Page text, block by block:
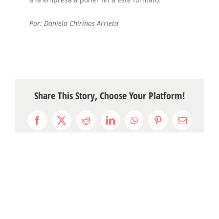
Por: Daniela Chirinos Arrieta
Share This Story, Choose Your Platform!
Facebook
X RedditLinkedInWhatsAppPinterestEmail